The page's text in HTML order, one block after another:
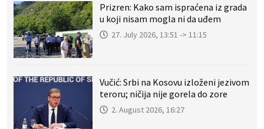
Prizren: Kako sam ispraćena iz grada
u koji nisam mogla ni da uđem
27. July 2026, 13:51 -> 11:15
Vučić: Srbi na Kosovu izloženi jezivom
teroru; ničija nije gorela do zore
2. August 2026, 16:27